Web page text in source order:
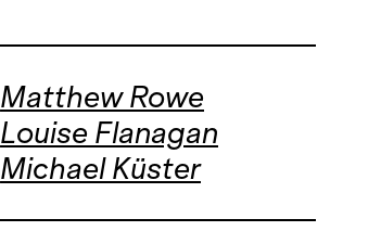
Matthew Rowe
Louise Flanagan
Michael Küster